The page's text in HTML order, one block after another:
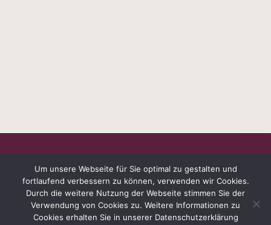
WEINGUT PETER HARTH · AUF DER PETERSWIESE 1 ·
55271 STADECKEN-ELSHEIM · TEL.: 06136 - 916563 FAX.:
Um unsere Webseite für Sie optimal zu gestalten und
fortlaufend verbessern zu können, verwenden wir Cookies.
Durch die weitere Nutzung der Webseite stimmen Sie der
Verwendung von Cookies zu. Weitere Informationen zu
Cookies erhalten Sie in unserer Datenschutzerklärung